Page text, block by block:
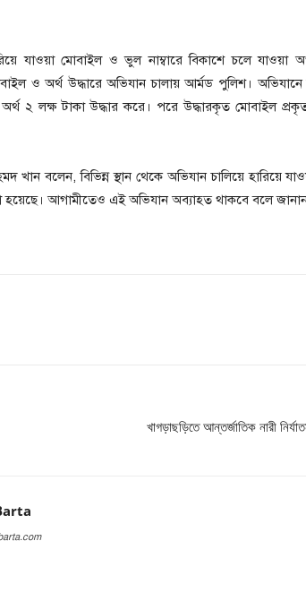
যাওয়া মোবাইল ও ভুল নাম্বারে বিকাশে চলে যাওয়া
ও অর্থ উদ্ধারে অভিযান চালায় আর্মড পুলিশ। অভিযানে
২ লক্ষ টাকা উদ্ধার করে। পরে উদ্ধারকৃত মোবাইল প্রকৃত
বলেন, বিভিন্ন স্থান থেকে অভিযান চালিয়ে হারিয়ে
হয়েছে। আগামীতেও এই অভিযান অব্যাহত থাকবে বলে জানান
খাগড়াছড়িতে আন্তর্জাতিক নারী